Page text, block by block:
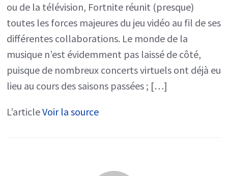
annoncé
?
ou de la télévision, Fortnite réunit (presque)
toutes les forces majeures du jeu vidéo au fil de ses
différentes collaborations. Le monde de la
musique n’est évidemment pas laissé de côté,
puisque de nombreux concerts virtuels ont déjà eu
lieu au cours des saisons passées ; […]
L’articleVoir la source